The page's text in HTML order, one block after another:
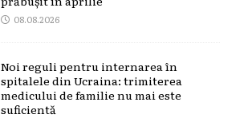
08.08.2026
Noi reguli pentru internarea în
spitalele din Ucraina: trimiterea
medicului de familie nu mai este
suficientă